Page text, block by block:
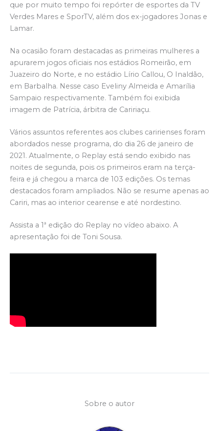
que por muito tempo foi repórter de esportes da TV
Verdes Mares e SporTV, além dos ex-jogadores Jonas e
Lamar.
Na ocasião foram destacadas as primeiras mulheres a
apurarem jogos oficiais nos estádios Romeirão, em
Juazeiro do Norte, e no estádio Lírio Callou, O Inaldão,
em Barbalha. Nesse caso Eveliny Almeida e Amarília
Sampaio respectivamente. Também foi exibida
imagem de Patrícia, árbitra de Caririaçu.
Vários assuntos referentes aos clubes caririenses foram
abordados nesse programa, do dia 26 de janeiro de
2021. Atualmente, o Replay está sendo exibido nas
noites de segunda, pois os primeiros eram na terça-
feira e já chegou a marca de 103 edições. Os temas
destacados foram ampliados. Não se resume apenas ao
Cariri, mas ao interior cearense e até nordestino.
Assista a 1ª edição do Replay no vídeo abaixo. A
apresentação foi de Toni Sousa.
Sobre o autor